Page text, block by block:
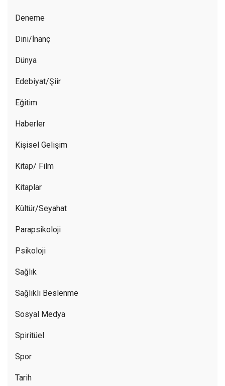
Deneme
Dini/İnanç
Dünya
Edebiyat/Şiir
Eğitim
Haberler
Kişisel Gelişim
Kitap/ Film
Kitaplar
Kültür/Seyahat
Parapsikoloji
Psikoloji
Sağlık
Sağlıklı Beslenme
Sosyal Medya
Spiritüel
Spor
Tarih